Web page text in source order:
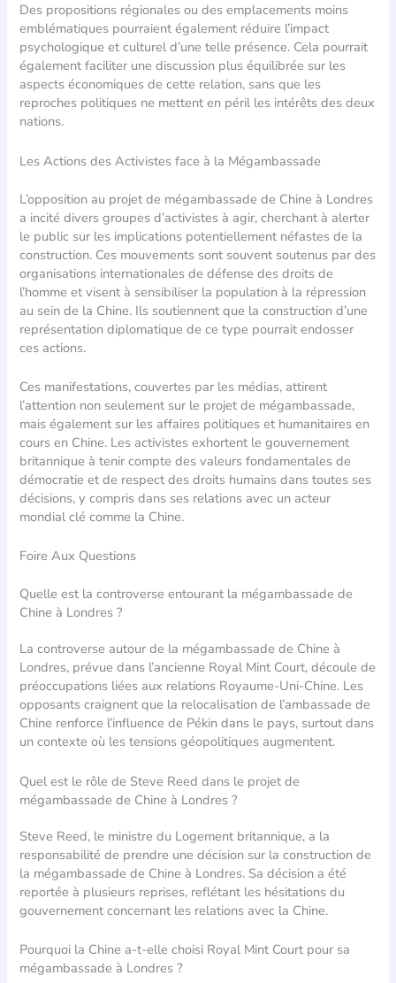
Des propositions régionales ou des emplacements moins
emblématiques pourraient également réduire l’impact
psychologique et culturel d’une telle présence. Cela pourrait
également faciliter une discussion plus équilibrée sur les
aspects économiques de cette relation, sans que les
reproches politiques ne mettent en péril les intérêts des deux
nations.
Les Actions des Activistes face à la Mégambassade
L’opposition au projet de mégambassade de Chine à Londres
a incité divers groupes d’activistes à agir, cherchant à alerter
le public sur les implications potentiellement néfastes de la
construction. Ces mouvements sont souvent soutenus par des
organisations internationales de défense des droits de
l’homme et visent à sensibiliser la population à la répression
au sein de la Chine. Ils soutiennent que la construction d’une
représentation diplomatique de ce type pourrait endosser
ces actions.
Ces manifestations, couvertes par les médias, attirent
l’attention non seulement sur le projet de mégambassade,
mais également sur les affaires politiques et humanitaires en
cours en Chine. Les activistes exhortent le gouvernement
britannique à tenir compte des valeurs fondamentales de
démocratie et de respect des droits humains dans toutes ses
décisions, y compris dans ses relations avec un acteur
mondial clé comme la Chine.
Foire Aux Questions
Quelle est la controverse entourant la mégambassade de
Chine à Londres ?
La controverse autour de la mégambassade de Chine à
Londres, prévue dans l’ancienne Royal Mint Court, découle de
préoccupations liées aux relations Royaume-Uni-Chine. Les
opposants craignent que la relocalisation de l’ambassade de
Chine renforce l’influence de Pékin dans le pays, surtout dans
un contexte où les tensions géopolitiques augmentent.
Quel est le rôle de Steve Reed dans le projet de
mégambassade de Chine à Londres ?
Steve Reed, le ministre du Logement britannique, a la
responsabilité de prendre une décision sur la construction de
la mégambassade de Chine à Londres. Sa décision a été
reportée à plusieurs reprises, reflétant les hésitations du
gouvernement concernant les relations avec la Chine.
Pourquoi la Chine a-t-elle choisi Royal Mint Court pour sa
mégambassade à Londres ?